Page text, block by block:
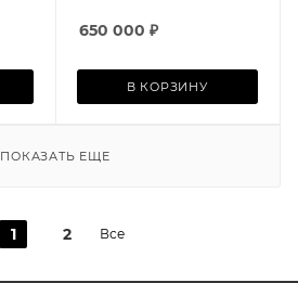
650 000 ₽
В КОРЗИНУ
ПОКАЗАТЬ ЕЩЕ
1 2 Все